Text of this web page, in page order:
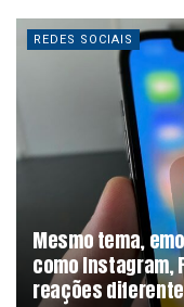
REDES SOCIAIS
Mesmo tema,
como Instagram,
reações